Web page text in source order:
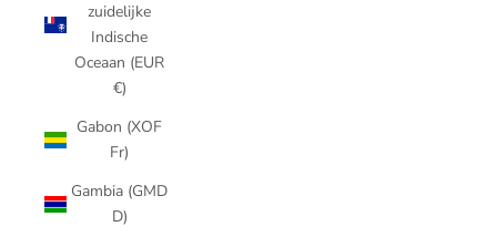
zuidelijke
Indische
Oceaan (EUR
€)
Gabon (XOF
Fr)
Gambia (GMD
D)